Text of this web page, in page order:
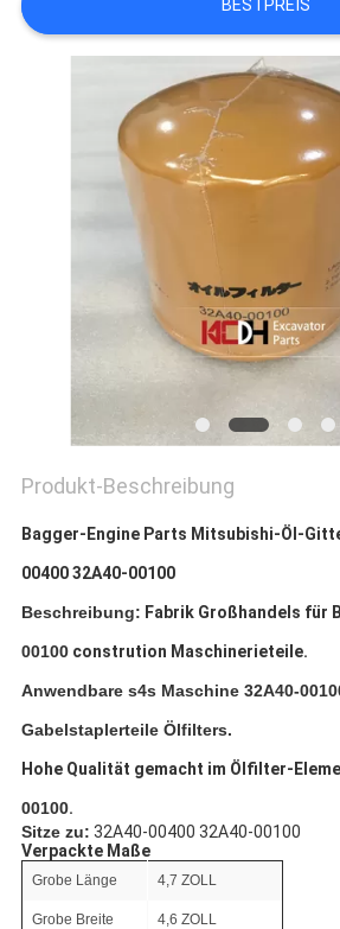
BESTPREIS
Produkt-Beschreibung
Bagger-Engine Parts Mitsubishi-Öl-
00400 32A40-00100
Beschreibung: Fabrik Großhandels für
00100constrution Maschinerieteile.
Anwendbare s4s Maschine 32A40-
Gabelstaplerteile Ölfilters.
Hohe Qualität gemacht im Ölfilter-
00100.
Sitze zu: 32A40-00400 32A40-00100
Verpackte Maße
Grobe Länge 4,7 ZOLL
Grobe Breite 4,6 ZOLL